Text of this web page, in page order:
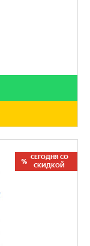
СЕГОДНЯ СО
СКИДКОЙ